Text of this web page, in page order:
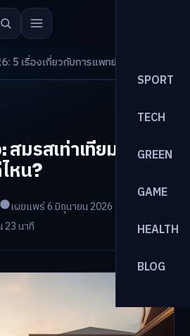
SPORT
TECH
GREEN
GAME
HEALTH
BLOG
กับการแพทย์ที่ควรรู้/ดอกเบี้ยขาขึ้นรอบใหม่!
สมรสเท่าเทียมดัน
หน?
เผยแพร่ 6 มิถุนายน 2026
23 นาที